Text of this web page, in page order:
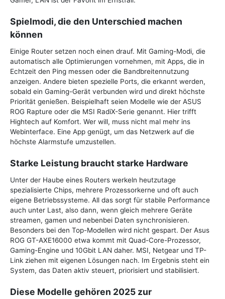
Spielmodi, die den Unterschied machen
können
Einige Router setzen noch einen drauf. Mit Gaming-Modi, die
automatisch alle Optimierungen vornehmen, mit Apps, die in
Echtzeit den Ping messen oder die Bandbreitennutzung
anzeigen. Andere bieten spezielle Ports, die erkannt werden,
sobald ein Gaming-Gerät verbunden wird und direkt höchste
Priorität genießen. Beispielhaft seien Modelle wie der ASUS
ROG Rapture oder die MSI RadiX-Serie genannt. Hier trifft
Hightech auf Komfort. Wer will, muss nicht mal mehr ins
Webinterface. Eine App genügt, um das Netzwerk auf die
höchste Alarmstufe umzustellen.
Starke Leistung braucht starke Hardware
Unter der Haube eines Routers werkeln heutzutage
spezialisierte Chips, mehrere Prozessorkerne und oft auch
eigene Betriebssysteme. All das sorgt für stabile Performance
auch unter Last, also dann, wenn gleich mehrere Geräte
streamen, gamen und nebenbei Daten synchronisieren.
Besonders bei den Top-Modellen wird nicht gespart. Der Asus
ROG GT-AXE16000 etwa kommt mit Quad-Core-Prozessor,
Gaming-Engine und 10Gbit LAN daher. MSI, Netgear und TP-
Link ziehen mit eigenen Lösungen nach. Im Ergebnis steht ein
System, das Daten aktiv steuert, priorisiert und stabilisiert.
Diese Modelle gehören 2025 zur